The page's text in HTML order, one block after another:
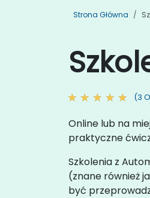
Strona Główna
(3
Online lub na
praktyczne
Szkolenia z
(znane również
być